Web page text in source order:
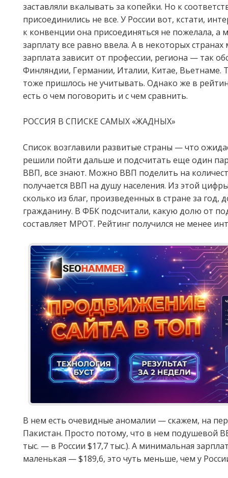
заставляли вкалывать за копейки. Но к
присоединились не все. У России вот, кстати,
к конвенции она присоединяться не пожелала, а
зарплату все равно ввела. А в некоторых
зарплата зависит от профессии, региона — так
Финляндии, Германии, Италии, Китае, Вьетнаме.
тоже пришлось не учитывать. Однако же в
есть о чем поговорить и с чем сравнить.
РОСCИЯ В СПИСКЕ САМЫХ «ЖАДНЫХ»
Список возглавили развитые страны — что
решили пойти дальше и подсчитать еще один
ВВП, все знают. Можно ВВП поделить на
получается ВВП на душу населения. Из этой
сколько из благ, произведенных в стране за год,
гражданину. В ФБК подсчитали, какую долю от
составляет МРОТ. Рейтинг получился не менее
В нем есть очевидные аномалии — скажем, на
Пакистан. Просто потому, что в нем подушевой
тыс. — в России $17,7 тыс.). А минимальная
маленькая — $189,6, это чуть меньше, чем у